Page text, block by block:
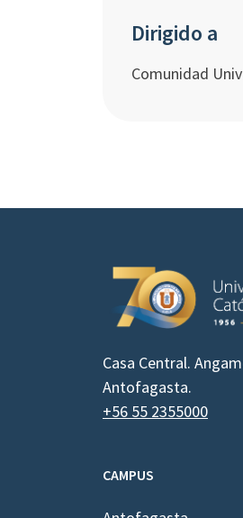
Dirigido a
Comunidad
Casa Central.
Antofagasta.
+56 55 2355000
CAMPUS